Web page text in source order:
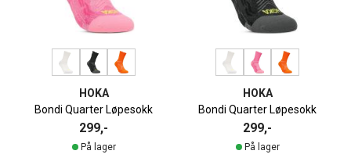
HOKA
Bondi Quarter Løpesokk
299,-
På lager
HOKA
Bondi Quarter Løpesokk
299,-
På lager